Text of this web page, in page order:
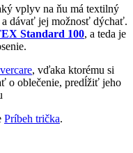
Príbeh trička.